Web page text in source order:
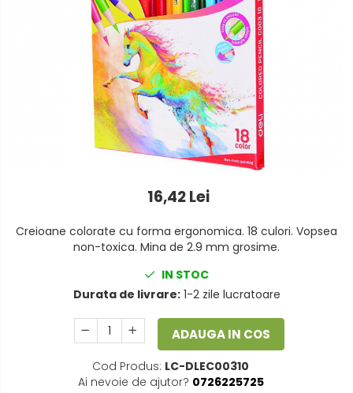
Suporturi pentru accesorii
Suporturi pentru documente
Tavite pentru Documente
Detergenti vase
Dispensere si consumabile
Hartie igienica
Prosoape din hartie
Saci menajeri
16,42 Lei
Creioane colorate cu forma ergonomica. 18 culori. Vopsea
non-toxica. Mina de 2.9 mm grosime.
IN STOC
Durata de livrare:1-2 zile lucratoare
ADAUGA IN COS
Cod Produs: LC-DLEC00310
Ai nevoie de ajutor? 0726225725